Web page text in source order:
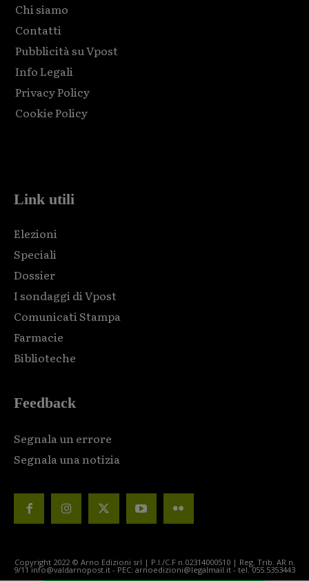
Chi siamo
Contatti
Pubblicità su Vpost
Info Legali
Privacy Policy
Cookie Policy
Link utili
Elezioni
Speciali
Dossier
I sondaggi di Vpost
Comunicati Stampa
Farmacie
Biblioteche
Feedback
Segnala un errore
Segnala una notizia
Copyright 2022 © Arno Edizioni srl | P.I./C.F n.02314000510 | Reg. Trib. AR n.
9/11 info@valdarnopost.it - PEC: arnoedizioni@legalmail.it - tel. 055.5353443